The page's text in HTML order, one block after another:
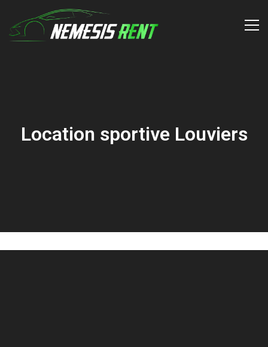
Location sportive Louviers